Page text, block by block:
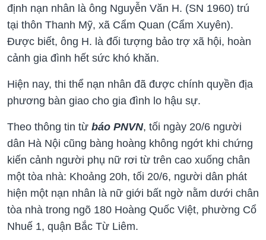
định nạn nhân là ông Nguyễn Văn H. (SN 1960) trú
tại thôn Thanh Mỹ, xã Cẩm Quan (Cẩm Xuyên).
Được biết, ông H. là đối tượng bảo trợ xã hội, hoàn
cảnh gia đình hết sức khó khăn.
Hiện nay, thi thể nạn nhân đã được chính quyền địa
phương bàn giao cho gia đình lo hậu sự.
Theo thông tin từ báo PNVN, tối ngày 20/6 người
dân Hà Nội cũng bàng hoàng không ngớt khi chứng
kiến cảnh người phụ nữ rơi từ trên cao xuống chân
một tòa nhà: Khoảng 20h, tối 20/6, người dân phát
hiện một nạn nhân là nữ giới bất ngờ nằm dưới chân
tòa nhà trong ngõ 180 Hoàng Quốc Việt, phường Cổ
Nhuế 1, quận Bắc Từ Liêm.